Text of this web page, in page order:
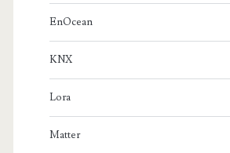
EnOcean
KNX
Lora
Matter